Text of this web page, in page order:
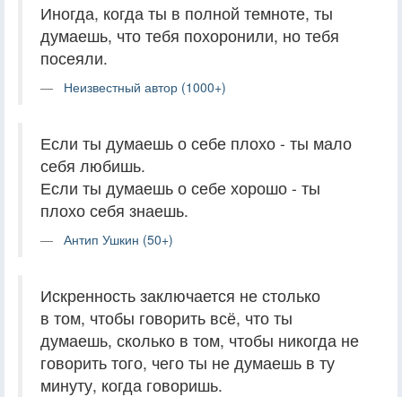
Иногда, когда ты в полной темноте, ты
думаешь, что тебя похоронили, но тебя
посеяли.
Неизвестный автор (1000+)
Если ты думаешь о себе плохо - ты мало
себя любишь.
Если ты думаешь о себе хорошо - ты
плохо себя знаешь.
Антип Ушкин (50+)
Искренность заключается не столько
в том, чтобы говорить всё, что ты
думаешь, сколько в том, чтобы никогда не
говорить того, чего ты не думаешь в ту
минуту, когда говоришь.